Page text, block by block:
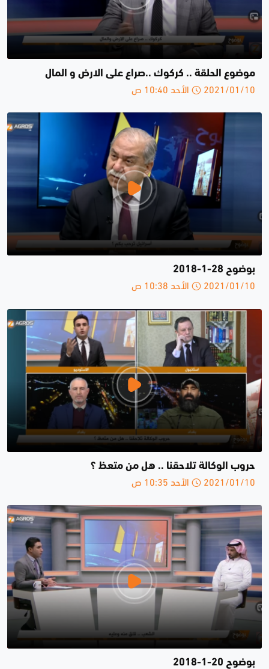
موضوع الحلقة .. كركوك ..صراع على الارض و المال
2021/01/10 الأحد 10:40 ص
بوضوح 28-1-2018
2021/01/10 الأحد 10:38 ص
حروب الوكالة تلاحقنا .. هل من متعظ ؟
2021/01/10 الأحد 10:35 ص
بوضوح 20-1-2018